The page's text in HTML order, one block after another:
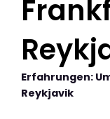
Erfahrungen:
Reykjavik